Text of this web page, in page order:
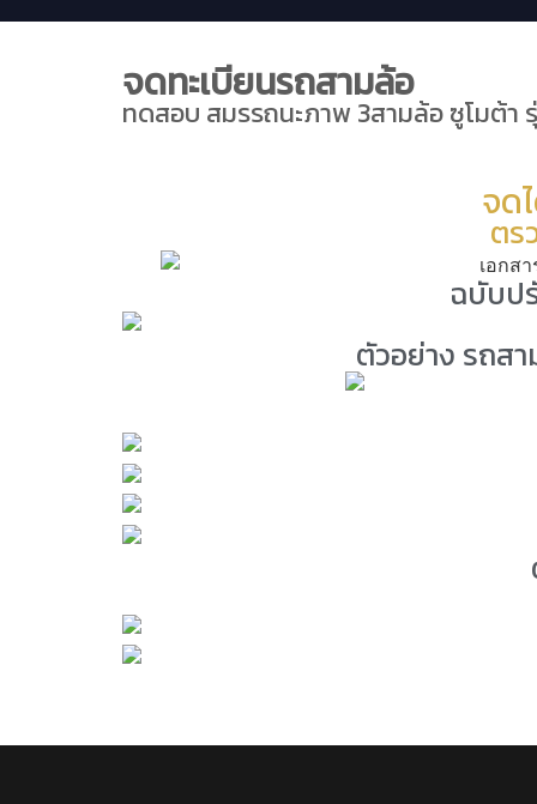
จดทะเบียนรถสามล้อ
ทดสอบ สมรรถนะภาพ 3สามล้อ ซูโมต้า
จด
ตร
ฉบับป
ตัวอย่าง รถส